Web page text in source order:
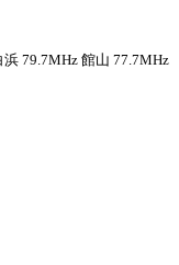
79.7MHz 館山 77.7MHz